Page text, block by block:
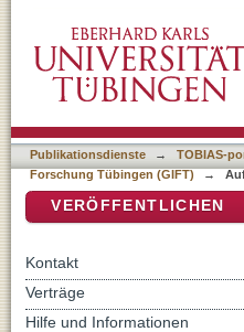
Autor
Publikationsdienste → TOBIAS-
Forschung Tübingen (GIFT)
→
VERÖFFENTLICHEN
Kontakt
Verträge
Hilfe und Informationen